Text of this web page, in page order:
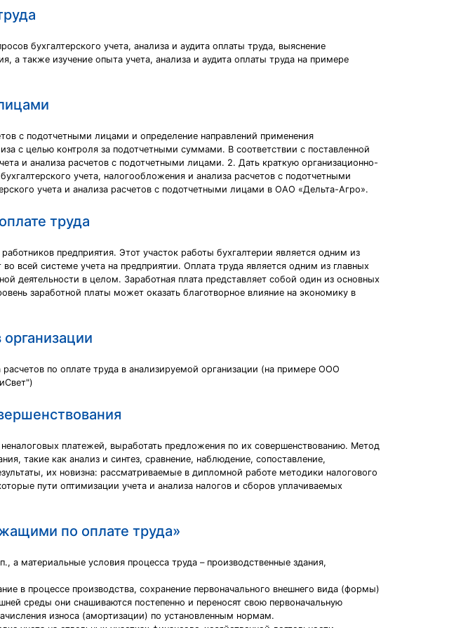
бухгалтерского учета, анализа и аудита оплаты труда, выяснение
а также изучение опыта учета, анализа и аудита оплаты труда на примере
с подотчетными лицами и определение направлений применения
с целью контроля за подотчетными суммами. В соответствии с поставленной
и анализа расчетов с подотчетными лицами. 2. Дать краткую организационно-
учета, налогообложения и анализа расчетов с подотчетными
учета и анализа расчетов с подотчетными лицами в ОАО «Дельта-Агро».
труда
предприятия. Этот участок работы бухгалтерии является одним из
всей системе учета на предприятии. Оплата труда является одним из главных
деятельности в целом. Заработная плата представляет собой один из основных
заработной платы может оказать благотворное влияние на экономику в
организации
по оплате труда в анализируемой организации (на примере ООО
платежей, выработать предложения по их совершенствованию. Метод
такие как анализ и синтез, сравнение, наблюдение, сопоставление,
их новизна: рассматриваемые в дипломной работе методики налогового
пути оптимизации учета и анализа налогов и сборов уплачиваемых
по оплате труда»
а материальные условия процесса труда – производственные здания,
в процессе производства, сохранение первоначального внешнего вида (формы)
среды они снашиваются постепенно и переносят свою первоначальную
износа (амортизации) по установленным нормам.